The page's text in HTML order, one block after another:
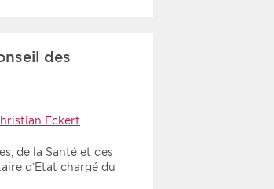
des
Eckert
de la Santé et des
d’Etat chargé du